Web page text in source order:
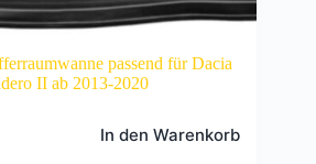
passend für Dacia
II ab 2013-2020
In den Warenkorb